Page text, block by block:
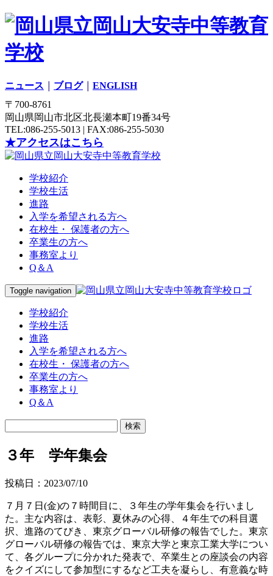
ニュース ブログ｜ ENGLISH
〒700-8761
岡山県岡山市北区北長瀬本町19番34号
TEL:086-255-5013 | FAX:086-255-5030
★アクセスはこちら
学校紹介
学校生活
進路
入学を希望される方へ
在校生・ 保護者の方へ
卒業生の方へ
事務室より
Q＆A
Toggle navigation
学校紹介
学校生活
進路
入学を希望される方へ
在校生・ 保護者の方へ
卒業生の方へ
事務室より
Q＆A
３年 学年集会
投稿日：2023/07/10
７月７日(金)の７時間目に、３年生の学年集会を行いまし
た。主な内容は、表彰、夏休みの心得、４年生での科目選
択、進路のてびき、東京グローバル研修の報告でした。東京
グローバル研修の報告では、東京大学と東京工業大学につい
て、各グループに分かれた発表で、卒業生との座談会の内容
をクイズにして参加型にするなど工夫を凝らし、有意義な時